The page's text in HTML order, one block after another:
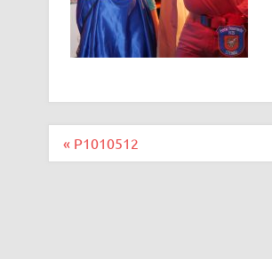
Beitragsnavigation
« P1010512